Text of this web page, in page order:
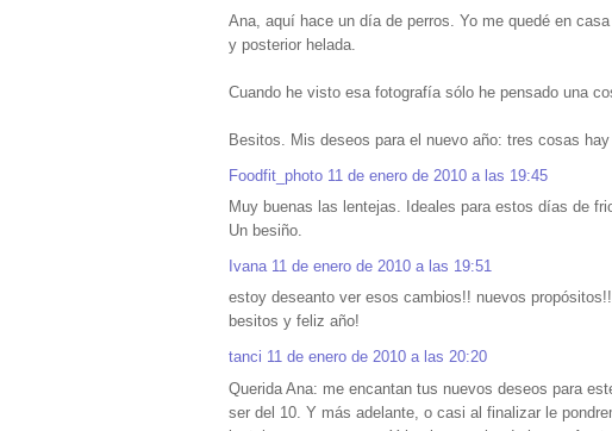
Ana, aquí hace un día de perros. Yo me quedé en
y posterior helada.
Cuando he visto esa fotografía sólo he pensado una
Besitos. Mis deseos para el nuevo año: tres cosas
Foodfit_photo 11 de enero de 2010 a las 19:45
Muy buenas las lentejas. Ideales para estos días de
Un besiño.
Ivana 11 de enero de 2010 a las 19:51
estoy deseanto ver esos cambios!! nuevos
besitos y feliz año!
tanci 11 de enero de 2010 a las 20:20
Querida Ana: me encantan tus nuevos deseos para
ser del 10. Y más adelante, o casi al finalizar le